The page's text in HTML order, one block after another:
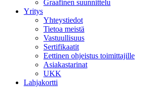
Graafinen suunnittelu
Yritys
Yhteystiedot
Tietoa meistä
Vastuullisuus
Sertifikaatit
Eettinen ohjeistus toimittajille
Asiakastarinat
UKK
Lahjakortti